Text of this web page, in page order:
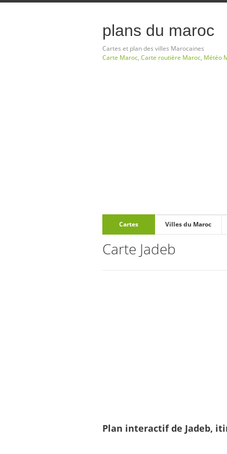
plans du maroc
Cartes et plan des villes Marocaines
Carte Maroc, Carte routière Maroc, Météo
Cartes Villes du Maroc
Carte Jadeb
Plan interactif de Jadeb,